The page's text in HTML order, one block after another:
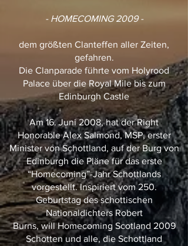
- HOMECOMING 2009 -
dem größten Clanteffen aller Zeiten,
gefahren.
Die Clanparade führte vom Holyrood
Palace über die Royal Mile bis zum
Edinburgh Castle
Am 16. Juni 2008, hat der Right
Honorable Alex Salmond, MSP, erster
Minister von Schottland, auf der Burg von
Edinburgh die Pläne für das erste
“Homecoming”-Jahr Schottlands
vorgestellt. Inspiriert vom 250.
Geburtstag des schottischen
Nationaldichters Robert
Burns, will Homecoming Scotland 2009
Schotten und alle, die Schottland